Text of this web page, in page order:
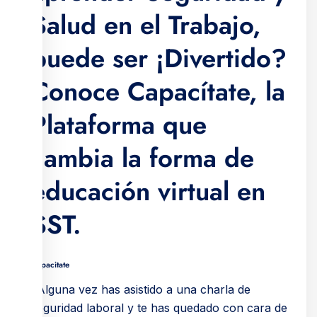
Salud en el Trabajo,
puede ser ¡Divertido?
Conoce Capacítate, la
Plataforma que
cambia la forma de
educación virtual en
SST.
Capacitate
¿Alguna vez has asistido a una charla de
seguridad laboral y te has quedado con cara de